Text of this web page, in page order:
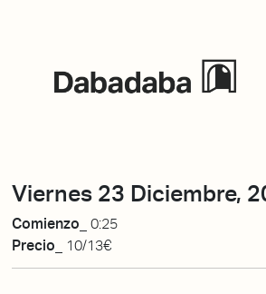
Viernes 23 Diciembre,
Comienzo_ 0:25
Precio_
10/13€